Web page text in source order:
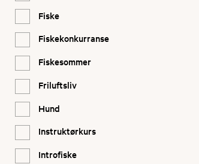
Fiske
Fiskekonkurranse
Fiskesommer
Friluftsliv
Hund
Instruktørkurs
Introfiske